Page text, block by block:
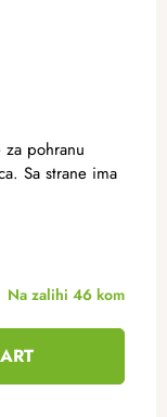
Na zalihi 46 kom
pohranu
Sa strane ima